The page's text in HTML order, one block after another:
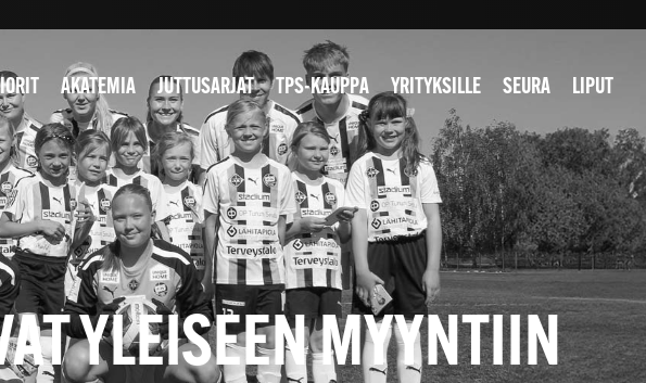
AKATEMIA JUTTUSARJAT TPS-KAUPPA YRITYKSILLE SEURA LIPUT
YLEISEEN MYYNTIIN